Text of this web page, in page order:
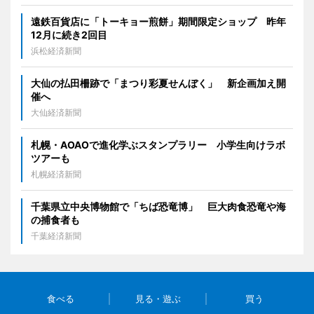
遠鉄百貨店に「トーキョー煎餅」期間限定ショップ 昨年
12月に続き2回目
浜松経済新聞
大仙の払田柵跡で「まつり彩夏せんぼく」 新企画加え開
催へ
大仙経済新聞
札幌・AOAOで進化学ぶスタンプラリー 小学生向けラボ
ツアーも
札幌経済新聞
千葉県立中央博物館で「ちば恐竜博」 巨大肉食恐竜や海
の捕食者も
千葉経済新聞
食べる 見る・遊ぶ 買う